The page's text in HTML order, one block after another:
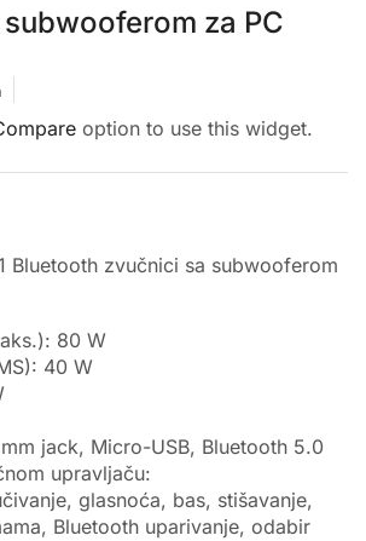
za PC
option to use this widget.
Bluetooth zvučnici sa subwooferom
80 W
40 W
jack, Micro-USB, Bluetooth 5.0
upravljaču:
glasnoća, bas, stišavanje,
Bluetooth uparivanje, odabir